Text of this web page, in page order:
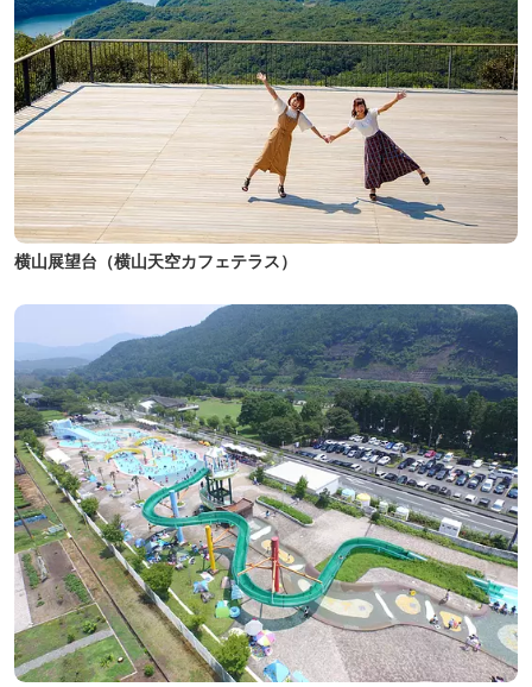
横山展望台（横山天空カフェテラス）